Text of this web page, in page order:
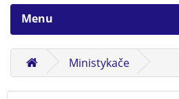
Menu
Ministykače